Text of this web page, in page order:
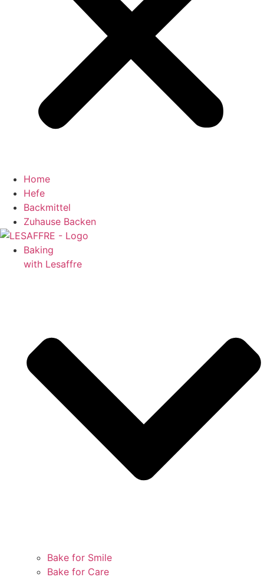
Home
Hefe
Backmittel
Zuhause Backen
Baking
with Lesaffre
Bake for Smile
Bake for Care